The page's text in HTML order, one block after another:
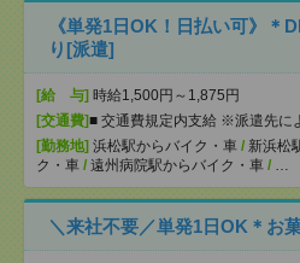
《単発1日OK！日払い可》＊
り[派遣]
[給 与] 時給1,500円～1,875円
[交通費]■ 交通費規定内支給 ※派遣先に
[勤務地] 浜松駅からバイク・車 / 新浜松
ク・車 / 遠州病院駅からバイク・車 / …
＼来社不要／単発1日OK＊お